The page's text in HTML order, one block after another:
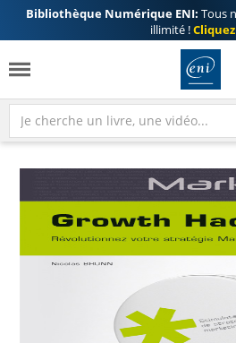
Bibliothèque Numérique ENI: Tous
illimité !